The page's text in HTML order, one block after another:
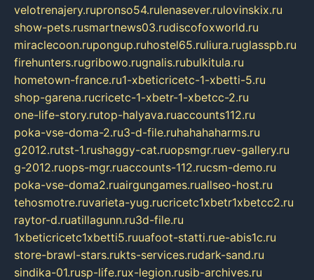
velotrenajery.rupronso54.rulenasever.rulovinskix.ru
show-pets.rusmartnews03.rudiscofoxworld.ru
miraclecoon.rupongup.ruhostel65.ruliura.ruglasspb.ru
firehunters.rugribowo.rugnalis.rubulkitula.ru
hometown-france.ru1-xbeticricetc-1-xbetti-5.ru
shop-garena.rucricetc-1-xbetr-1-xbetcc-2.ru
one-life-story.rutop-halyava.ruaccounts112.ru
poka-vse-doma-2.ru3-d-file.ruhahahaharms.ru
g2012.rutst-1.rushaggy-cat.ruopsmgr.ruev-gallery.ru
g-2012.ruops-mgr.ruaccounts-112.rucsm-demo.ru
poka-vse-doma2.ruairgungames.ruallseo-host.ru
tehosmotre.ruvarieta-yug.rucricetc1xbetr1xbetcc2.ru
raytor-d.ruatillagunn.ru3d-file.ru
1xbeticricetc1xbetti5.ruuafoot-statti.rue-abis1c.ru
store-brawl-stars.rukts-services.rudark-sand.ru
sindika-01.rusp-life.rux-legion.rusib-archives.ru